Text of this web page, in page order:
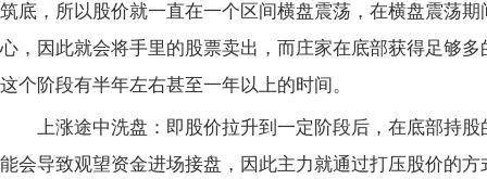
筑底，所以股价就一直在一个区间横盘震荡，在横盘震荡
心，因此就会将手里的股票卖出，而庄家在底部获得足够
这个阶段有半年左右甚至一年以上的时间。
上涨途中洗盘：即股价拉升到一定阶段后，在底部持
能会导致观望资金进场接盘，因此主力就通过打压股价的